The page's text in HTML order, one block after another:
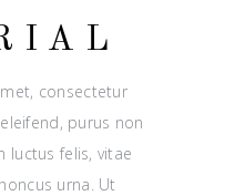
consectetur
purus non
luctus felis, vitae
urna. Ut